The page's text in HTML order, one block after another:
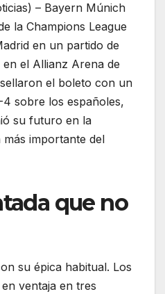
– Bayern Múnich
la Champions League
en un partido de
el Allianz Arena de
el boleto con un
sobre los españoles,
su futuro en la
importante del
que no
su épica habitual. Los
ventaja en tres